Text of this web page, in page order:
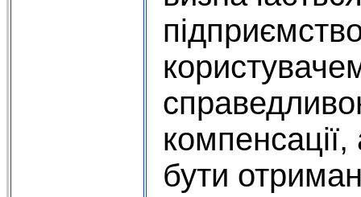
бути